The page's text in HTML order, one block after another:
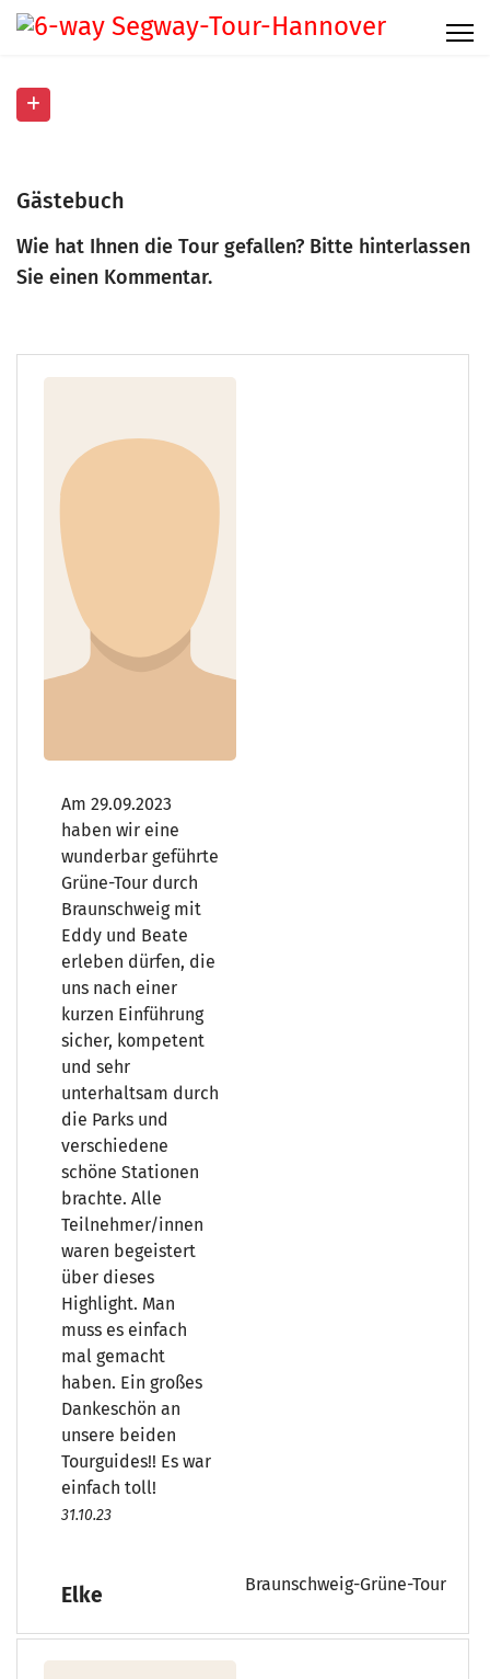
Gästebuch
Wie hat Ihnen die Tour gefallen? Bitte hinterlassen
Sie einen Kommentar.
Am 29.09.2023
haben wir eine
wunderbar geführte
Grüne-Tour durch
Braunschweig mit
Eddy und Beate
erleben dürfen, die
uns nach einer
kurzen Einführung
sicher, kompetent
und sehr
unterhaltsam durch
die Parks und
verschiedene
schöne Stationen
brachte. Alle
Teilnehmer/innen
waren begeistert
über dieses
Highlight. Man
muss es einfach
mal gemacht
haben. Ein großes
Dankeschön an
unsere beiden
Tourguides!! Es war
einfach toll!
31.10.23
Elke Braunschweig-Grüne-Tour